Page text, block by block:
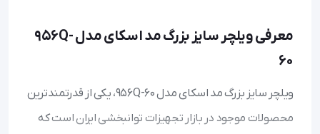
معرفی ویلچر سایز بزرگ مد اسکای مدل 956Q-
60
ویلچر سایز بزرگ مد اسکای مدل 956Q-60، یکی از قدرتمندترین
محصولات موجود در بازار تجهیزات توانبخشی ایران است که